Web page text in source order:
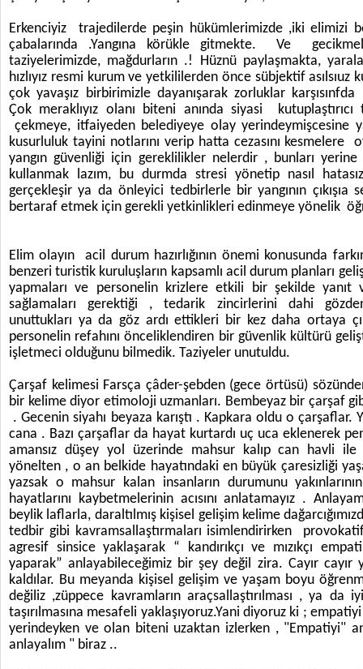
Erkenciyiz trajedilerde peşin hükümlerimizde ,iki elimizi
çabalarında .Yangına körükle gitmekte. Ve
taziyelerimizde, mağdurların .! Hüznü paylaşmakta,
hızlıyız resmi kurum ve yetkililerden önce sübjektif asılsıuz
çok yavaşız birbirimizle dayanışarak zorluklar
Çok meraklıyız olanı biteni anında siyasi
çekmeye, itfaiyeden belediyeye olay yerindeymişcesine
kusurluluk tayini notlarını verip hatta cezasını kesmelere
yangın güvenliği için gereklilikler nelerdir , bunları
kullanmak lazım, bu durmda stresi yönetip nasıl
gerçekleşir ya da önleyici tedbirlerle bir yangının çıkışıa
bertaraf etmek için gerekli yetkinlikleri edinmeye yönelik
Elim olayın acil durum hazırlığının önemi konusunda
benzeri turistik kuruluşların kapsamlı acil durum planları
yapmaları ve personelin krizlere etkili bir şekilde yanıt
sağlamaları gerektiği , tedarik zincirlerini dahi
unuttukları ya da göz ardı ettikleri bir kez daha ortaya
personelin refahını önceliklendiren bir güvenlik kültürü
işletmeci olduğunu bilmedik. Taziyeler unutuldu.
Çarşaf kelimesi Farsça çâder-şebden (gece örtüsü)
bir kelime diyor etimoloji uzmanları. Bembeyaz bir çarşaf
. Gecenin siyahı beyaza karıştı . Kapkara oldu o çarşaflar.
cana . Bazı çarşaflar da hayat kurtardı uç uca eklenerek
amansız düşey yol üzerinde mahsur kalıp can havli
yönelten , o an belkide hayatındaki en büyük çaresizliği
yazsak o mahsur kalan insanların durumunu
hayatlarını kaybetmelerinin acısını anlatamayız .
beylik laflarla, daraltılmış kişisel gelişim kelime
tedbir gibi kavramsallaştırmaları isimlendirirken
agresif sinsice yaklaşarak “ kandırıkçı ve mızıkçı
yaparak” anlayabileceğimiz bir şey değil zira. Cayır cayır
kaldılar. Bu meyanda kişisel gelişim ve yaşam boyu
değiliz ,züppece kavramların araçsallaştırılması , ya da
taşırılmasına mesafeli yaklaşıyoruz.Yani diyoruz ki ;
yerindeyken ve olan biteni uzaktan izlerken , "Empatiyi"
anlayalım " biraz ..